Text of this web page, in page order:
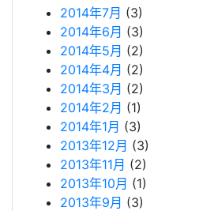
2014年7月 (3)
2014年6月 (3)
2014年5月 (2)
2014年4月 (2)
2014年3月 (2)
2014年2月 (1)
2014年1月 (3)
2013年12月 (3)
2013年11月 (2)
2013年10月 (1)
2013年9月 (3)